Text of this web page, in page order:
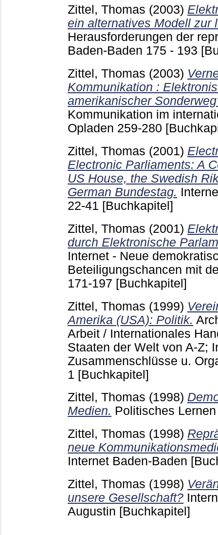
Zittel, Thomas (2003)
ein alternatives Modell zur
Herausforderungen der
Baden-Baden 175 - 193
Zittel, Thomas (2003)
Kommunikation :
amerikanischer
Kommunikation im
Opladen 259-280
Zittel, Thomas (2001)
Electronic Parliaments: A
US House, the Swedish
German Bundestag.
22-41 [Buchkapitel]
Zittel, Thomas (2001)
durch Elektronische
Internet - Neue
Beteiligungschancen mit
171-197 [Buchkapitel]
Zittel, Thomas (1999)
Amerika (USA): Politik.
Arbeit / Internationales
Staaten der Welt von A-Z;
Zusammenschlüsse u.
1 [Buchkapitel]
Zittel, Thomas (1998)
Medien. Politisches
Zittel, Thomas (1998)
neue
Internet Baden-Baden
Zittel, Thomas (1998)
unsere Gesellschaft?
Augustin [Buchkapitel]